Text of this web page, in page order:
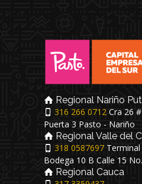
Regional Nariño
316 266 0712 Cra 26
Puerta 3 Pasto - Nariño
Regional Valle del
318 0587697
Bodega 10 B Calle 15
Regional Cauca